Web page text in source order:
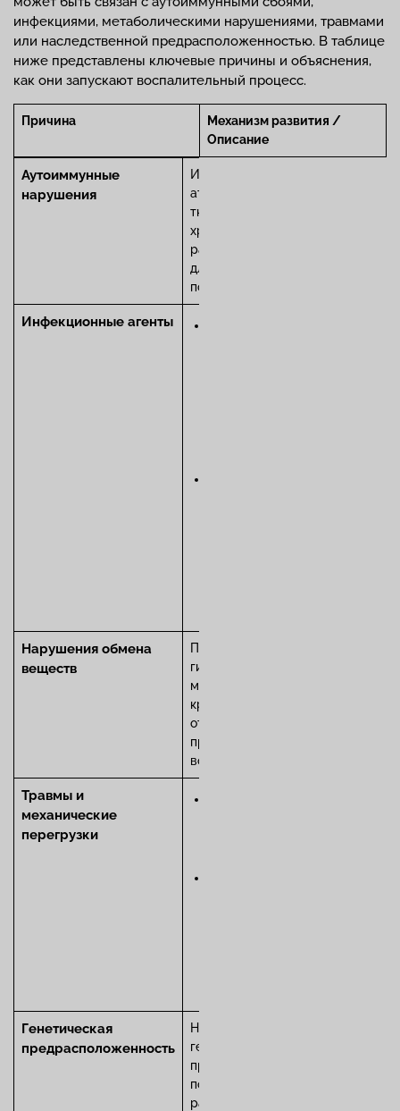
инфекциями, метаболическими нарушениями, травмами
или наследственной предрасположенностью. В таблице
ниже представлены ключевые причины и объяснения,
как они запускают воспалительный процесс.
Причина
Механизм развития /
Описание
Аутоиммунные
нарушения
Иммунная система
атакует собственные
ткани сустава, вызывая
хроническое воспаление и
разрушение. Характерно
для ревматоидного и
псориатического артрита.
Инфекционные агенты
Нарушения обмена
веществ
При подагре из-за
гиперурикемии (избытка
мочевой кислоты)
кристаллы уратов
откладываются в суставах,
провоцируя острый
воспалительный ответ.
Травмы и
механические
перегрузки
Генетическая
предрасположенность
Наличие определенных
генов (например, HLA-B27
при спондилоартритах)
повышает вероятность
развития заболевания.